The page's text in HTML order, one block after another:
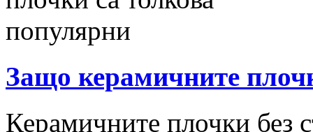
Защо керамичните
Керамичните плочки без